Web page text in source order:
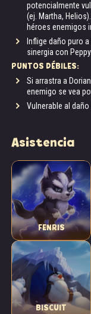
potencialmente
(ej. Martha,
héroes enemigos
Inflige daño puro
sinergia con Peppy.
PUNTOS DÉBILES:
Si arrastra a
enemigo se vea
Vulnerable al daño
Asistencia
FENRIS
BISCUIT